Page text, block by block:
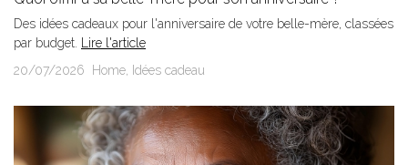
Des idées cadeaux pour l'anniversaire de votre belle-mère, classées
par budget. Lire l'article
20/07/2026
Home Idées cadeau